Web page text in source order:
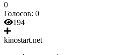
0
Голосов: 0
194
kinostart.net